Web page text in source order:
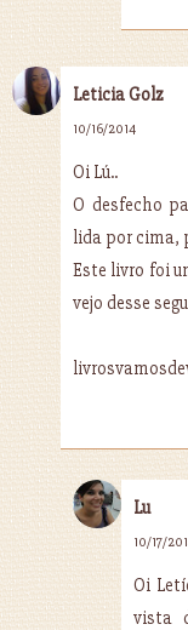
Leticia Golz
10/16/2014
Oi Lú..
O desfecho
lida por cima,
Este livro foi
vejo desse
Lu
10/17/
Oi
vista